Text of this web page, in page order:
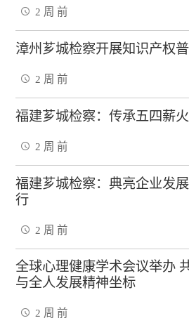
2 周 前
漳州芗城检察开展知识产权
2 周 前
福建芗城检察：传承五四薪
2 周 前
福建芗城检察：典亮企业发
行
2 周 前
全球心理健康学术会议举办
与全人发展精神坐标
2 周 前